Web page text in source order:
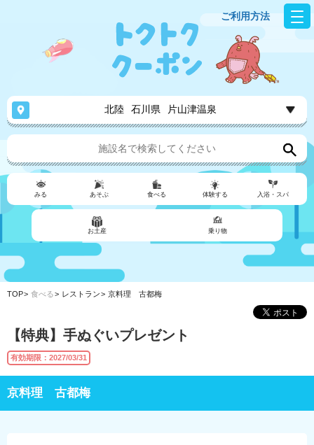
ご利用方法
北陸 石川県 片山津温泉
みる あそぶ 食べる 体験する 入浴・スパ
お土産 乗り物
TOP 食べる レストラン 京料理 古都梅
【特典】手ぬぐいプレゼント
有効期限：2027/03/31
京料理 古都梅